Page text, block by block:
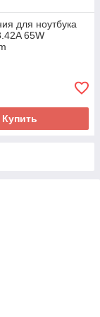
для ноутбука
65W
Купить